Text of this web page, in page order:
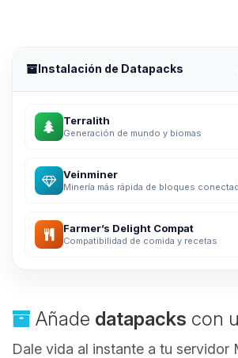
Instalación de Datapacks
Terralith
Generación de mundo y biomas
Veinminer
Minería más rápida de bloques
Farmer’s Delight Compat
Compatibilidad de comida y recetas
Añade datapacks con
Dale vida al instante a tu servidor